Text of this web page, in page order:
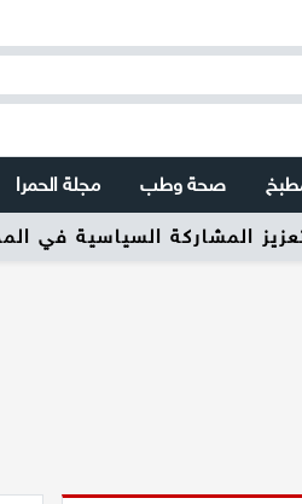
صحة وطب مجلة الحمرا